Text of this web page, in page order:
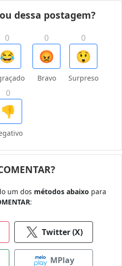
dessa postagem?
0
😂
0
😡
Bravo
0
😲
Surpreso
0
👎
um dos métodos abaixo para
:
Twitter (X)
MPlay